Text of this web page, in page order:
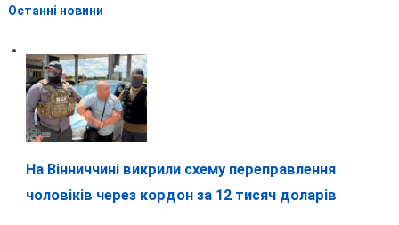
Останні новини
На Вінниччині викрили схему переправлення
чоловіків через кордон за 12 тисяч доларів